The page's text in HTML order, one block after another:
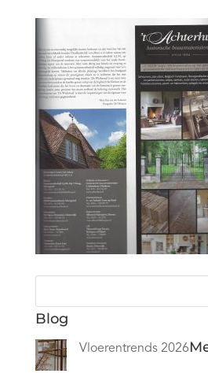
Blog
Vloerentrends 2026